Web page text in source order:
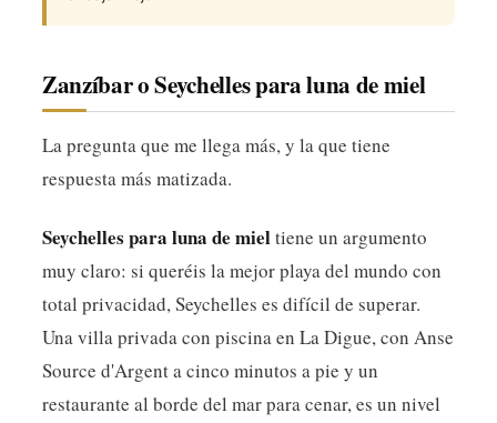
Zanzíbar o Seychelles para luna de miel
La pregunta que me llega más, y la que tiene
respuesta más matizada.
Seychelles para luna de mieltiene un argumento
muy claro: si queréis la mejor playa del mundo con
total privacidad, Seychelles es difícil de superar.
Una villa privada con piscina en La Digue, con Anse
Source d'Argent a cinco minutos a pie y un
restaurante al borde del mar para cenar, es un nivel